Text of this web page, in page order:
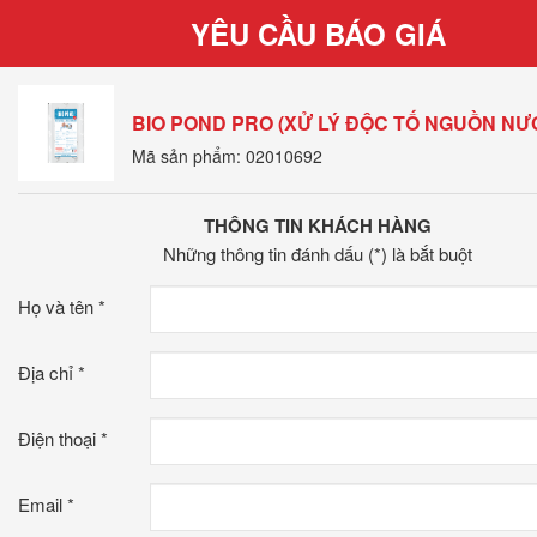
YÊU CẦU BÁO GIÁ
BIO POND PRO (XỬ LÝ ĐỘC TỐ NGUỒN
Mã sản phẩm: 02010692
THÔNG TIN KHÁCH HÀNG
Những thông tin đánh dấu (*) là bắt buột
Họ và tên*
Địa chỉ*
Điện thoại*
Email*